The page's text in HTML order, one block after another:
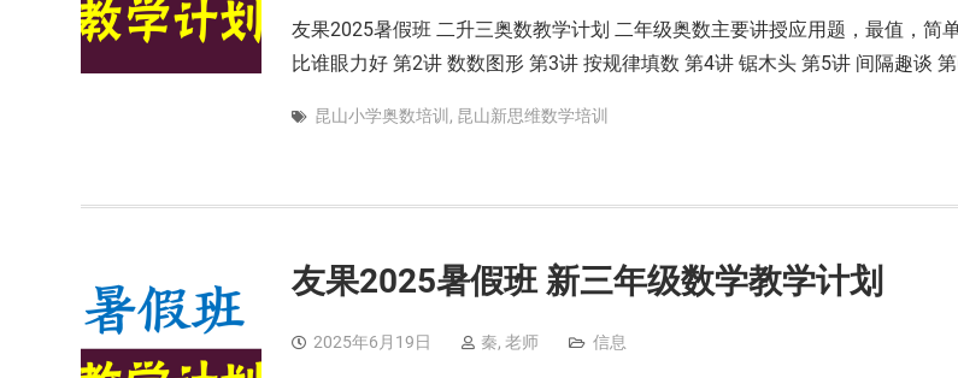
友果2025暑假班 二升三奥数教学计划 二年级奥数主要讲授应用题，最值，简
比谁眼力好 第2讲 数数图形 第3讲 按规律填数 第4讲 锯木头 第5讲 间隔趣谈
昆山小学奥数培训 , 昆山新思维数学培训
友果2025暑假班 新三年级数学教学计划
2025年6月19日 秦, 老师 信息